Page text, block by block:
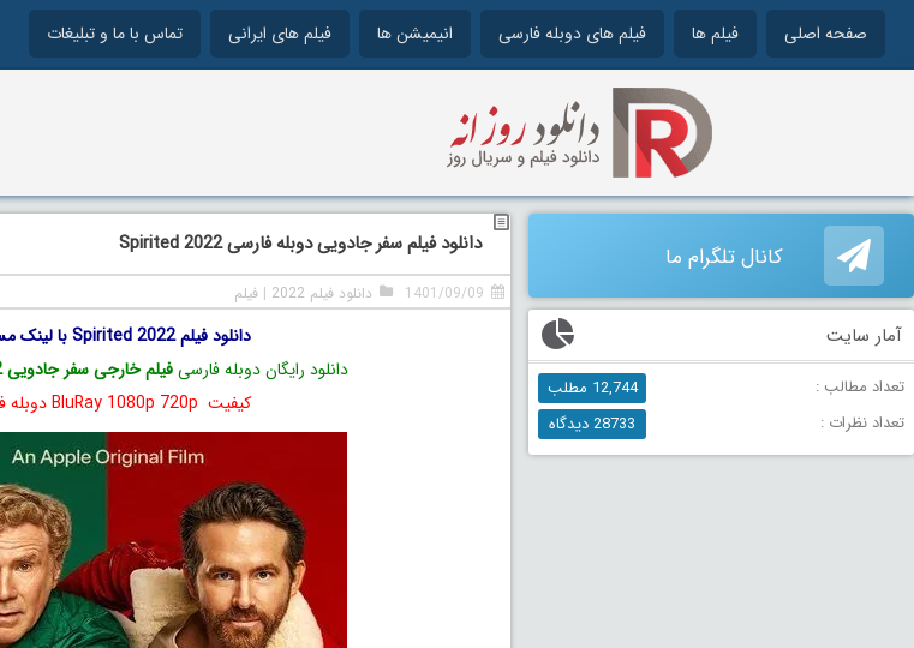
صفحه اصلی فیلم ها فیلم های دوبله فارسی انیمیشن ها فیلم های ایرانی تماس با ما و تبلیغات
دانلود فیلم سفر جادویی دوبله فارسی Spirited 2022
1401/09/09 دانلود فیلم 2022 | فیلم
دانلود فیلم Spirited 2022 با لینک مستقیم
دانلود رایگان دوبله فارسیفیلم خارجی سفر جادویی 2022
کیفیت BluRay 1080p 720p دوبله فارسی
کانال تلگرام ما
آمار سایت
تعداد مطالب :
12,744 مطلب
تعداد نظرات :
28733 دیدگاه